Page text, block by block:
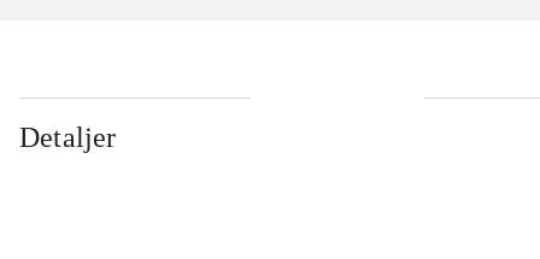
Detaljer